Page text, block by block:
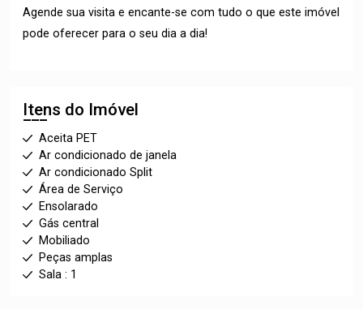
Agende sua visita e encante-se com tudo o que este imóvel
pode oferecer para o seu dia a dia!
Itens do Imóvel
Aceita PET
Ar condicionado de janela
Ar condicionado Split
Área de Serviço
Ensolarado
Gás central
Mobiliado
Peças amplas
Sala : 1